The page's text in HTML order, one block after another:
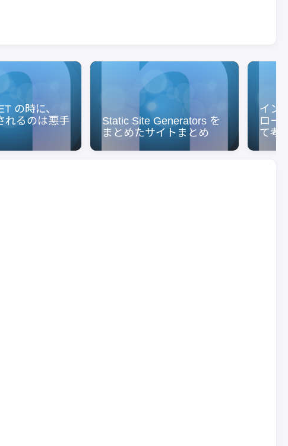
の時に、
れるのは悪手
Static Site Generators を
まとめたサイトまとめ
イン
ロー
て考